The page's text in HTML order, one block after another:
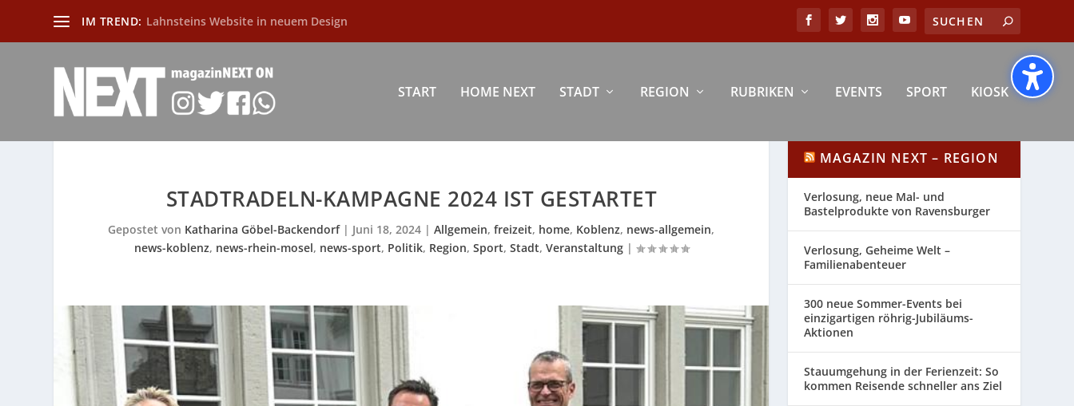
IM TREND: Lahnsteins Website in neuem Design
START HOME NEXT STADT REGION RUBRIKEN EVENTS SPORT KIOSK
STADTRADELN-KAMPAGNE 2024 IST GESTARTET
Gepostet von Katharina Göbel-Backendorf| Juni 18, 2024 |Allgemein,freizeit, home, Koblenz, news-allgemein,
news-koblenz, news-rhein-mosel, news-sport, Politik, Region, Sport, Stadt, Veranstaltung|
MAGAZIN NEXT – REGION
Verlosung, neue Mal- und
Bastelprodukte von Ravensburger
Verlosung, Geheime Welt –
Familienabenteuer
300 neue Sommer-Events bei
einzigartigen röhrig-Jubiläums-
Aktionen
Stauumgehung in der Ferienzeit: So
kommen Reisende schneller ans Ziel